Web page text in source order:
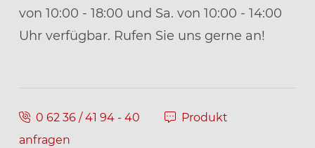
von 10:00 - 18:00 und Sa. von 10:00 - 14:00
Uhr verfügbar. Rufen Sie uns gerne an!
0 62 36 / 41 94 - 40
Produkt
anfragen